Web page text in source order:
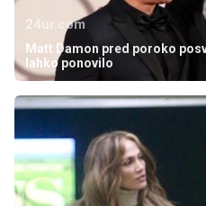
24ur.com
Matt Damon pred poroko
lahko ponovilo